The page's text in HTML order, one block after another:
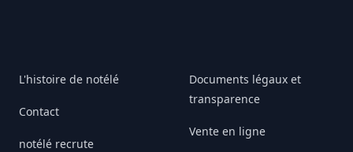
L'histoire de notélé
Contact
notélé recrute
Documents légaux et
transparence
Vente en ligne